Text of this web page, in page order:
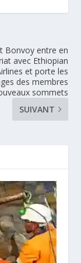
Bonvoy entre en
avec Ethiopian
et porte les
des membres
sommets
SUIVANT